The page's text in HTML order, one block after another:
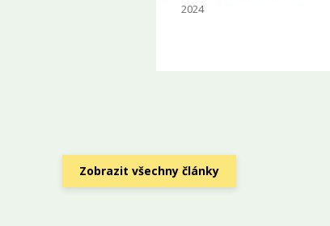
2024
Zobrazit všechny články